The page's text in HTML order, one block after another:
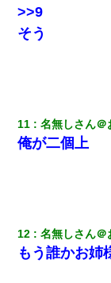
新卒の女性社員に
上司「話をしてみ
【考察】兄嫁急死
ら下着が入った引
彼氏の家に泊まる
と電気を消すとミ
よくドアを開ける
>>9
そう
11 名無しさん＠
俺が二個上
12 名無しさん＠
もう誰かお姉